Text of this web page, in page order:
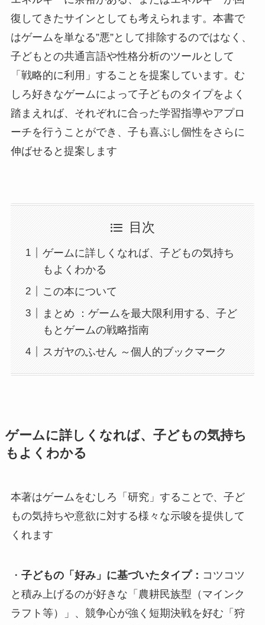
復してきたサインとしても考えられます。本書で
はゲームを単なる”悪”として排除するのではなく、
子どもとの共通言語や性格分析のツールとして
「戦略的に利用」することを提案しています。む
しろ好きなゲームによって子どものタイプをよく
踏まえれば、それぞれに合った学習指導やアプロ
ーチを行うことができ、子も喜ぶし個性をさらに
伸ばせると提案します
目次
ゲームに詳しくなれば、子どもの気持ち
もよくわかる
この本について
まとめ ：ゲームを最大限利用する、子ど
もとゲームの戦略指南
スガヤのふせん ～個人的ブックマーク
ゲームに詳しくなれば、子どもの気持ち
もよくわかる
本著はゲームをむしろ「研究」することで、子ど
もの気持ちや意欲に対する様々な示唆を提供して
くれます
・ 子どもの「好み」に基づいたタイプ： コツコツ
と積み上げるのが好きな「農耕民族型（マインク
ラフト等）」、競争心が強く短期決戦を好む「狩